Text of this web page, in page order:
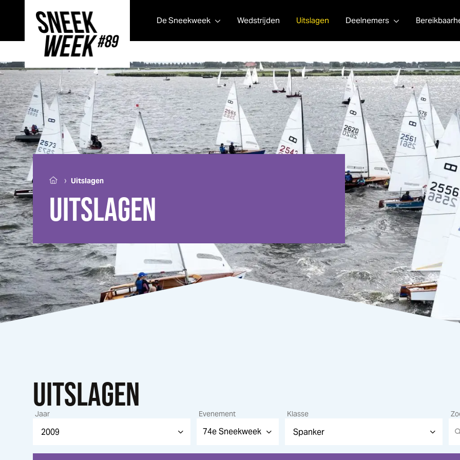
Sneekweek
DeSneekweek Wedstrijden Uitslagen Deelnemers
UITSLAGEN
› Uitslagen
UITSLAGEN
Jaar Evenement Klasse